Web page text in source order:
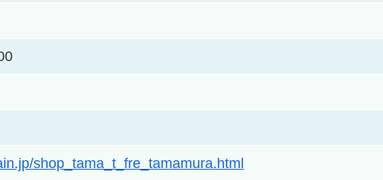
shop_tama_t_fre_tamamura.html